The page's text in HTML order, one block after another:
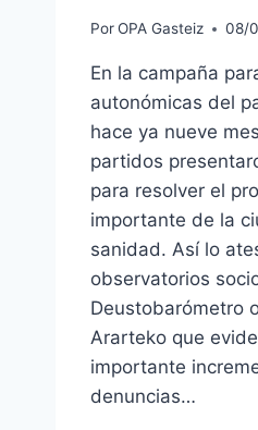
PorOPA Gasteiz 08/
En la campaña
autonómicas del
hace ya nueve
partidos
para resolver el
importante de la
sanidad. Así lo
observatorios
Deustobarómetro
Ararteko que
importante
denuncias…